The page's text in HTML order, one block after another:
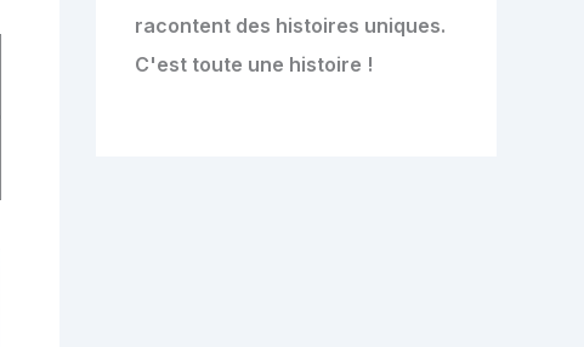
racontent des histoires uniques.
C'est toute une histoire !